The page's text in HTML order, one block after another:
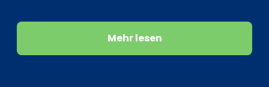
Mehr lesen